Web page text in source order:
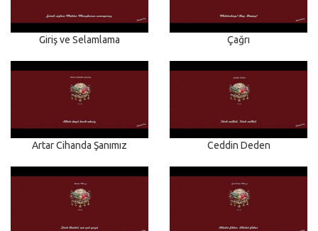
Giriş ve Selamlama Çağrı
Artar Cihanda Şanımız Ceddin Deden